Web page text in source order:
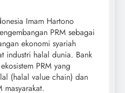
Imam Hartono
PRM sebagai
ekonomi syariah
industri halal dunia. Bank
PRM yang
(halal value chain) dan
masyarakat.